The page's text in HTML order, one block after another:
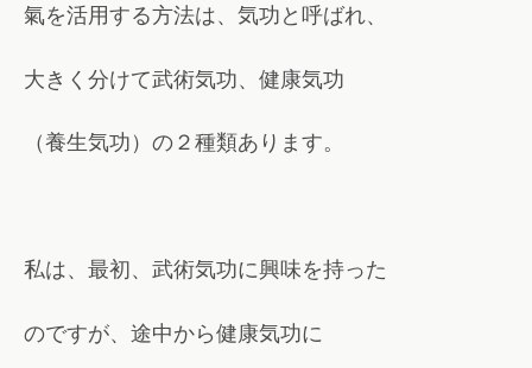
氣を活用する方法は、気功と呼ばれ、
大きく分けて武術気功、健康気功
（養生気功）の２種類あります。
私は、最初、武術気功に興味を持った
のですが、途中から健康気功に